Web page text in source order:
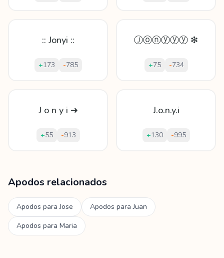
:: Jonyi ::
+173 -785
Ⓙⓞⓝⓨⓨⓨ ❇
+75 -734
J o n y i ➜
+55 -913
J.o.n.y.i
+130 -995
Apodos relacionados
Apodos paraJose Apodos paraJuan
Apodos para Maria